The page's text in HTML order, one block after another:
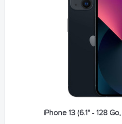
iPhone 13 (6.1" - 128